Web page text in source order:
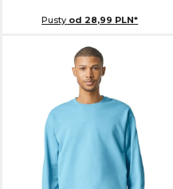
Pusty od 28,99 PLN*